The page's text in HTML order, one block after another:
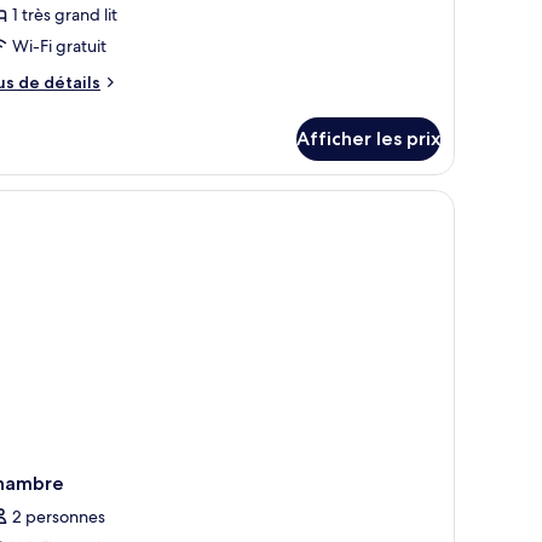
1 très grand lit
Wi-Fi gratuit
de détails
Afficher les prix
2 personnes